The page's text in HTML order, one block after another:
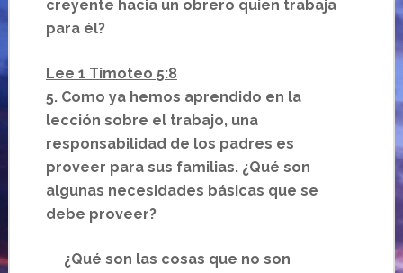
creyente hacia un obrero quien trabaja
para él?
Lee 1 Timoteo 5:8
5. Como ya hemos aprendido en la
lección sobre el trabajo, una
responsabilidad de los padres es
proveer para sus familias. ¿Qué son
algunas necesidades básicas que se
debe proveer?
¿Qué son las cosas que no son